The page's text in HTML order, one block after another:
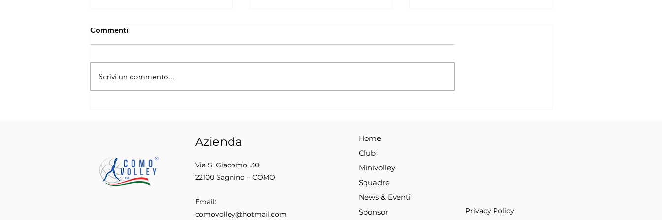
News 1 del 19.07.26
Commenti
Scrivi un commento...
Azienda
Via S. Giacomo, 30
22100 Sagnino – COMO
Email:
comovolley@hotmail.com
Home
Club
Minivolley
Squadre
News & Eventi
Sponsor
Privacy Policy